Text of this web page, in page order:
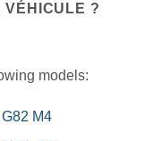
VÉHICULE ?
models:
M4